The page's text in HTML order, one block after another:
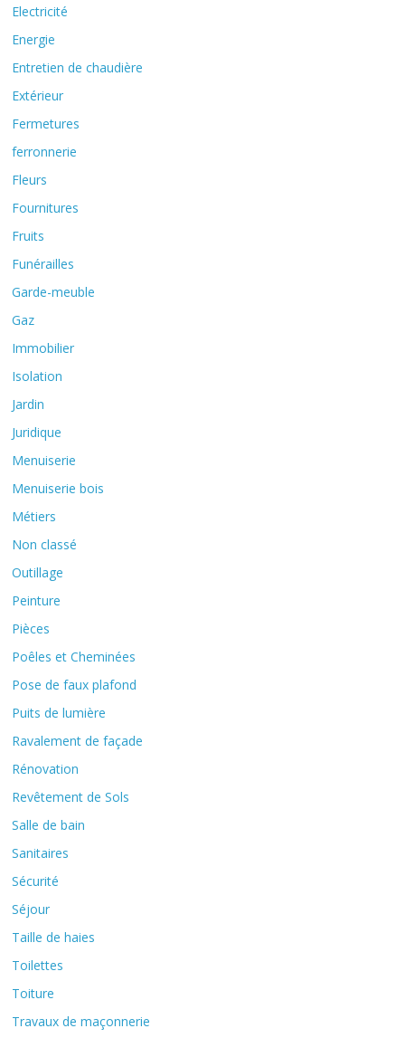
Electricité
Energie
Entretien de chaudière
Extérieur
Fermetures
ferronnerie
Fleurs
Fournitures
Fruits
Funérailles
Garde-meuble
Gaz
Immobilier
Isolation
Jardin
Juridique
Menuiserie
Menuiserie bois
Métiers
Non classé
Outillage
Peinture
Pièces
Poêles et Cheminées
Pose de faux plafond
Puits de lumière
Ravalement de façade
Rénovation
Revêtement de Sols
Salle de bain
Sanitaires
Sécurité
Séjour
Taille de haies
Toilettes
Toiture
Travaux de maçonnerie